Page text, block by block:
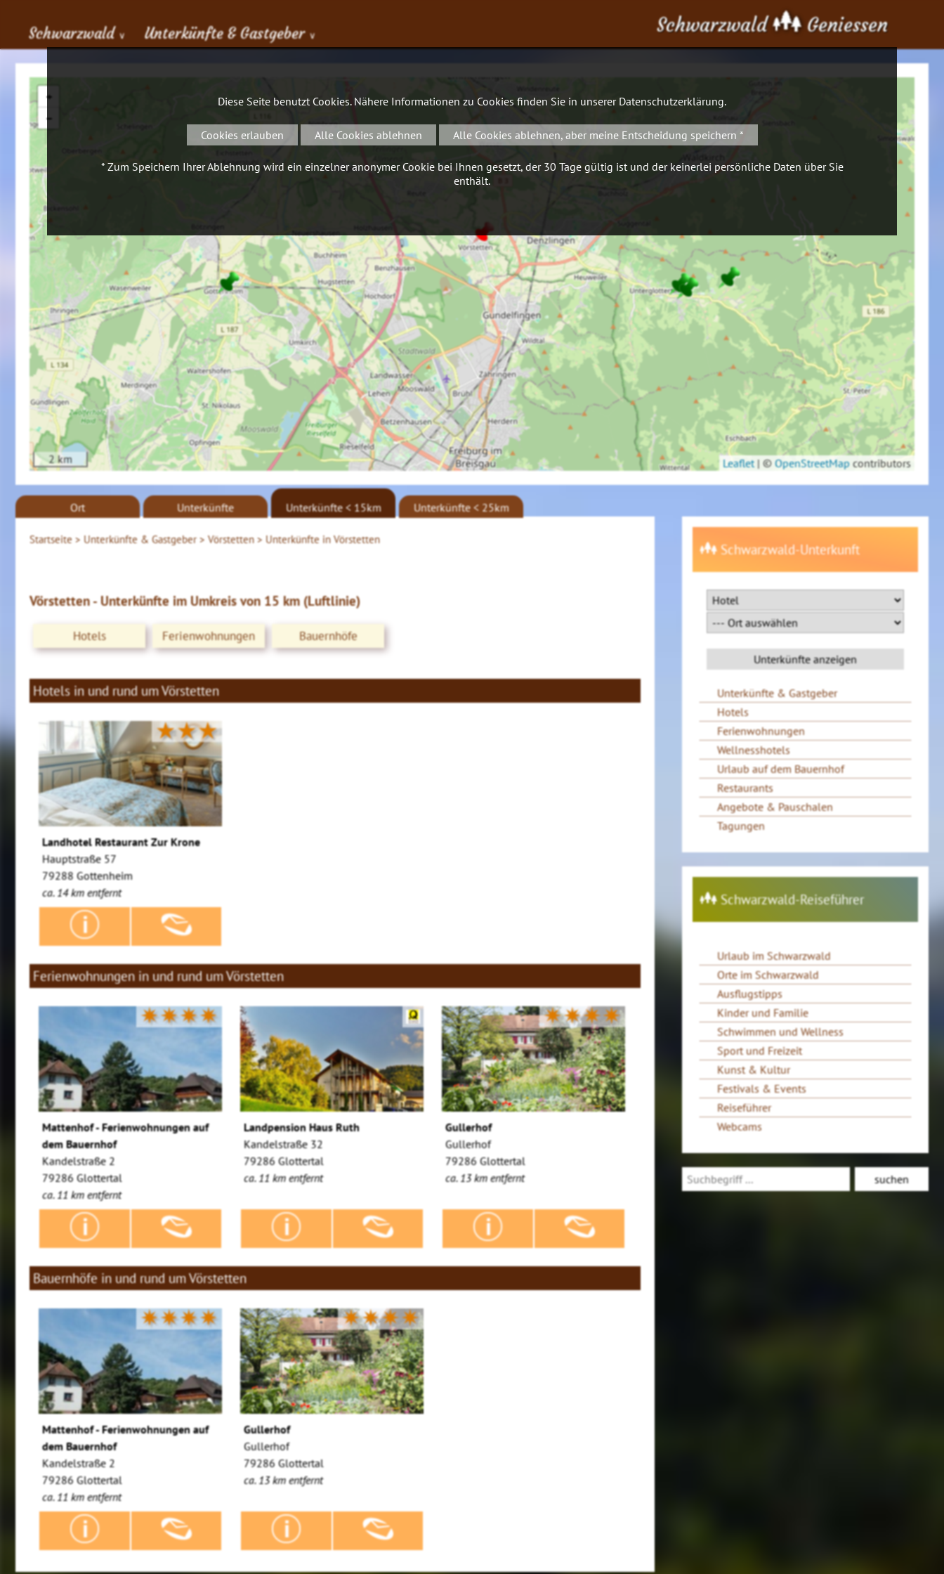
Schwarzwald ∨ Unterkünfte & Gastgeber ∨ Schwarzwald Geniessen
+
−
2 km Leaflet | © OpenStreetMap contributors
Startseite > Unterkünfte & Gastgeber > Vörstetten > Unterkünfte in Vörstetten
Ort Unterkünfte Unterkünfte < 15km Unterkünfte < 25km
Vörstetten - Unterkünfte im Umkreis von 15 km (Luftlinie)
Hotels Ferienwohnungen Bauernhöfe
Hotels in und rund um Vörstetten
★★★
Landhotel Restaurant Zur Krone
Hauptstraße 57
79288 Gottenheim
ca. 14 km entfernt
Ferienwohnungen in und rund um Vörstetten
✷✷✷✷
Mattenhof - Ferienwohnungen auf
dem Bauernhof
Kandelstraße 2
79286 Glottertal
ca. 11 km entfernt
Landpension Haus Ruth
Kandelstraße 32
79286 Glottertal
ca. 11 km entfernt
✷✷✷✷
Gullerhof
Gullerhof
79286 Glottertal
ca. 13 km entfernt
Bauernhöfe in und rund um Vörstetten
✷✷✷✷
Mattenhof - Ferienwohnungen auf
dem Bauernhof
Kandelstraße 2
79286 Glottertal
ca. 11 km entfernt
✷✷✷✷
Gullerhof
Gullerhof
79286 Glottertal
ca. 13 km entfernt
Schwarzwald-Unterkunft
Unterkünfte & Gastgeber
Hotels
Ferienwohnungen
Wellnesshotels
Urlaub auf dem Bauernhof
Restaurants
Angebote & Pauschalen
Tagungen
Schwarzwald-Reiseführer
Urlaub im Schwarzwald
Orte im Schwarzwald
Ausflugstipps
Kinder und Familie
Schwimmen und Wellness
Sport und Freizeit
Kunst & Kultur
Festivals & Events
Reiseführer
Webcams
Diese Seite benutzt Cookies. Nähere Informationen zu Cookies finden Sie in unserer Datenschutzerklärung.
Cookies erlauben Alle Cookies ablehnen Alle Cookies ablehnen, aber meine Entscheidung speichern *
* Zum Speichern Ihrer Ablehnung wird ein einzelner anonymer Cookie bei Ihnen gesetzt, der 30 Tage gültig ist und der keinerlei persönliche Daten über Sie
enthält.